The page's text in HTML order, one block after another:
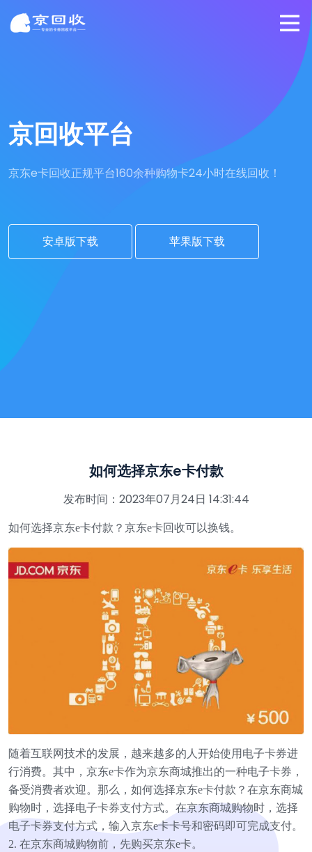
京回收平台
京东e卡回收正规平台160余种购物卡24小时在线回收！
安卓版下载 苹果版下载
如何选择京东e卡付款
发布时间：2023年07月24日 14:31:44
如何选择京东e卡付款？京东e卡回收可以换钱。
随着互联网技术的发展，越来越多的人开始使用电子卡券进
行消费。其中，京东e卡作为京东商城推出的一种电子卡券，
备受消费者欢迎。那么，如何选择京东e卡付款？在京东商城
购物时，选择电子卡券支付方式。在京东商城购物时，选择
电子卡券支付方式，输入京东e卡卡号和密码即可完成支付。
2. 在京东商城购物前，先购买京东e卡。